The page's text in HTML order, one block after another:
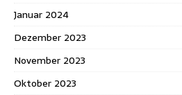
Januar 2024
Dezember 2023
November 2023
Oktober 2023